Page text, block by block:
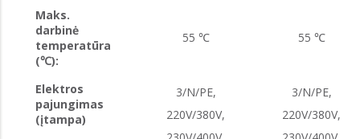
Maks.
darbinė
temperatūra
(℃):
55 ℃ 55 ℃
Elektros
pajungimas
(įtampa)
3/N/PE,
220V/380V,
3/N/PE,
220V/380V,